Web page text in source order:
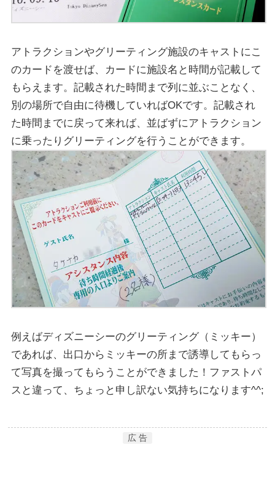
アトラクションやグリーティング施設のキャストにこ
のカードを渡せば、カードに施設名と時間が記載して
もらえます。記載された時間まで列に並ぶことなく、
別の場所で自由に待機していればOKです。記載され
た時間までに戻って来れば、並ばずにアトラクション
に乗ったりグリーティングを行うことができます。
例えばディズニーシーのグリーティング（ミッキー）
であれば、出口からミッキーの所まで誘導してもらっ
て写真を撮ってもらうことができました！ファストパ
スと違って、ちょっと申し訳ない気持ちになります^^;
広 告